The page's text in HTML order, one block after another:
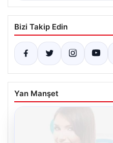
Bizi Takip Edin
Yan Manşet